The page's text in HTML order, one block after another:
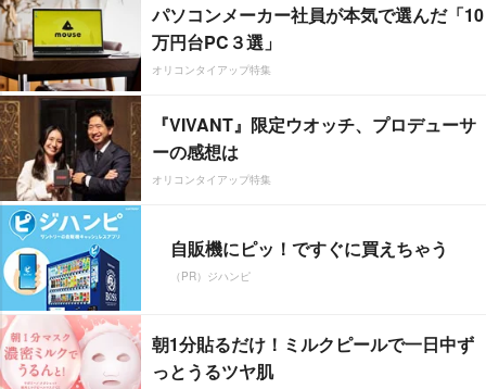
パソコンメーカー社員が本気で選んだ「10
万円台PC３選」
オリコンタイアップ特集
『VIVANT』限定ウオッチ、プロデューサ
ーの感想は
オリコンタイアップ特集
自販機にピッ！ですぐに買えちゃう
（PR）ジハンピ
朝1分貼るだけ！ミルクピールで一日中ず
っとうるツヤ肌